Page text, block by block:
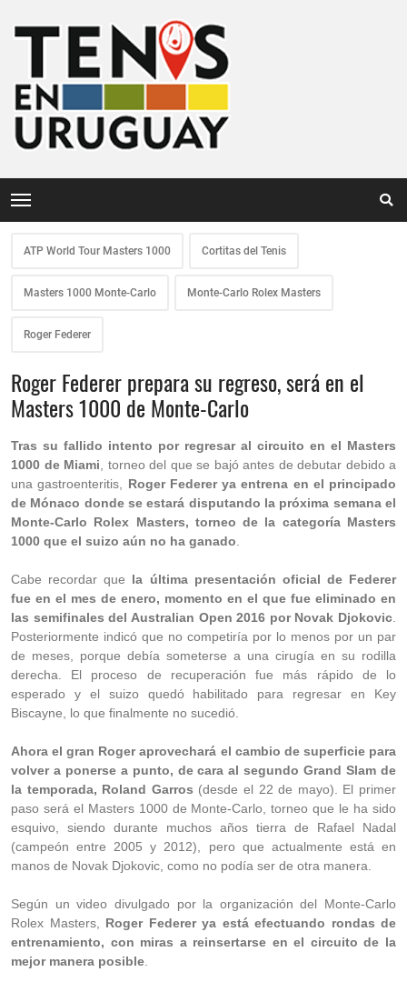
ATP World Tour Masters 1000 Cortitas del Tenis
Masters 1000 Monte-Carlo Monte-Carlo Rolex Masters
Roger Federer
Roger Federer prepara su regreso, será en el
Masters 1000 de Monte-Carlo
Tras su fallido intento por regresar al circuito en el Masters
1000 de Miami , torneo del que se bajó antes de debutar debido a
una gastroenteritis, Roger Federer ya entrena en el principado
de Mónaco donde se estará disputando la próxima semana el
Monte-Carlo Rolex Masters, torneo de la categoría Masters
1000 que el suizo aún no ha ganado
Cabe recordar que la última presentación oficial de Federer
fue en el mes de enero, momento en el que fue eliminado en
las semifinales del Australian Open 2016 por Novak Djokovic
Posteriormente indicó que no competiría por lo menos por un par
de meses, porque debía someterse a una cirugía en su rodilla
derecha. El proceso de recuperación fue más rápido de lo
esperado y el suizo quedó habilitado para regresar en Key
Biscayne, lo que finalmente no sucedió.
Ahora el gran Roger aprovechará el cambio de superficie para
volver a ponerse a punto, de cara al segundo Grand Slam de
la temporada, Roland Garros (desde el 22 de mayo). El primer
paso será el Masters 1000 de Monte-Carlo, torneo que le ha sido
esquivo, siendo durante muchos años tierra de Rafael Nadal
(campeón entre 2005 y 2012), pero que actualmente está en
manos de Novak Djokovic, como no podía ser de otra manera.
Según un video divulgado por la organización del Monte-Carlo
Rolex Masters, Roger Federer ya está efectuando rondas de
entrenamiento, con miras a reinsertarse en el circuito de la
mejor manera posible